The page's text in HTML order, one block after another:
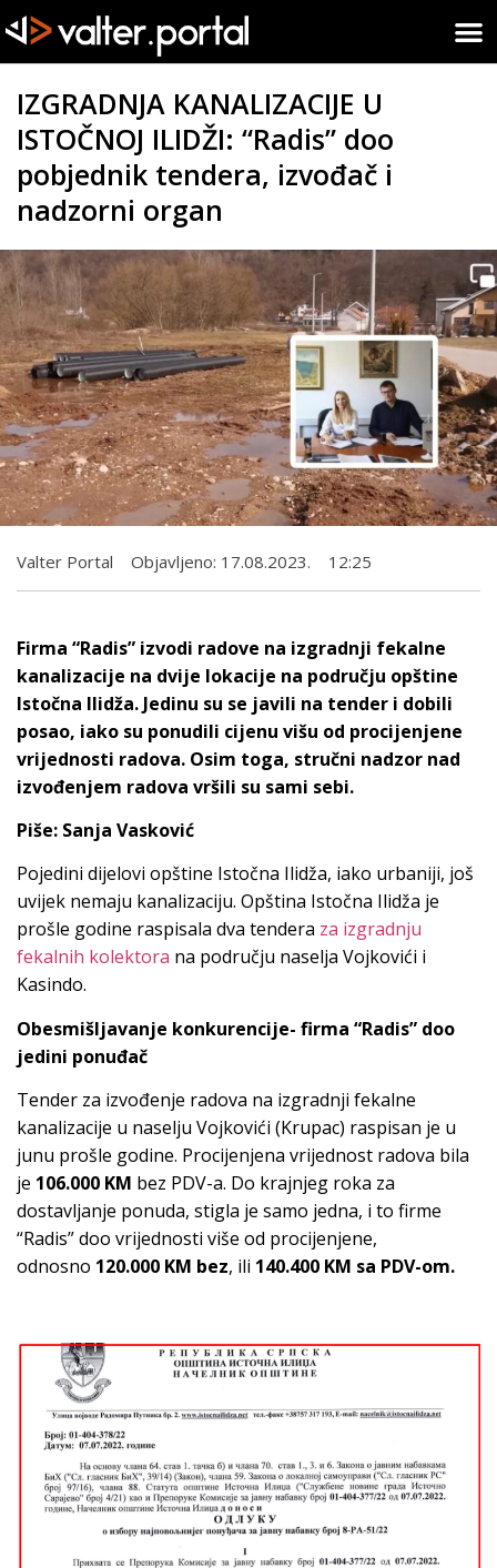
IZGRADNJA KANALIZACIJE U
ISTOČNOJ ILIDŽI: “Radis” doo
pobjednik tendera, izvođač i
nadzorni organ
Valter Portal Objavljeno: 17.08.2023. 12:25
Firma “Radis” izvodi radove na izgradnji fekalne
kanalizacije na dvije lokacije na području opštine
Istočna Ilidža. Jedinu su se javili na tender i dobili
posao, iako su ponudili cijenu višu od procijenjene
vrijednosti radova. Osim toga, stručni nadzor nad
izvođenjem radova vršili su sami sebi.
Piše: Sanja Vasković
Pojedini dijelovi opštine Istočna Ilidža, iako urbaniji, još
uvijek nemaju kanalizaciju. Opština Istočna Ilidža je
prošle godine raspisala dva tendera za izgradnju
fekalnih kolektora na području naselja Vojkovići i
Kasindo.
Obesmišljavanje konkurencije- firma “Radis” doo
jedini ponuđač
Tender za izvođenje radova na izgradnji fekalne
kanalizacije u naselju Vojkovići (Krupac) raspisan je u
junu prošle godine. Procijenjena vrijednost radova bila
je 106.000 KM bez PDV-a. Do krajnjeg roka za
dostavljanje ponuda, stigla je samo jedna, i to firme
“Radis” doo vrijednosti više od procijenjene,
odnosno 120.000 KM bez, ili 140.400 KM sa PDV-om.